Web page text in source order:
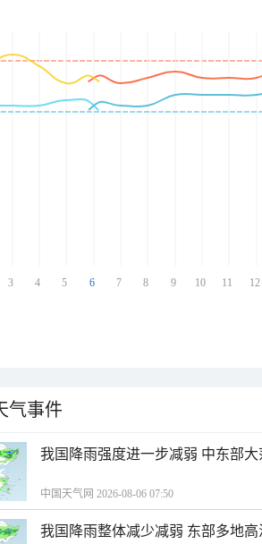
3 4 5 6 7 8 9 10 11 12
气事件
我国降雨强度进一步减弱 中东部
中国天气网 2026-08-06 07:50
我国降雨整体减少减弱 东部多地